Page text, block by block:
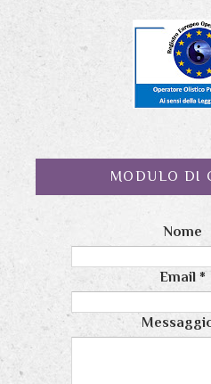
MODULO DI
Nome
Email*